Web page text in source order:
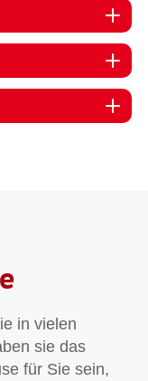
in vielen
sie das
für Sie sein,